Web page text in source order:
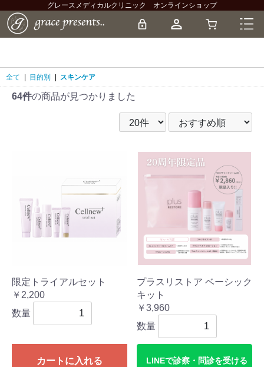
グレースメディカルクリニック オンラインショップ
全て 目的別 スキンケア
64件の商品が見つかりました
限定トライアルセット
￥2,200
数量
カートに入れる
プラスリストア ベーシック
キット
￥3,960
数量
LINEで診察・問診を受ける